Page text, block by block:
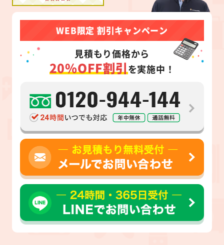
WEB限定 割引キャンペーン
見積もり価格から
20%OFF割引を実施中！